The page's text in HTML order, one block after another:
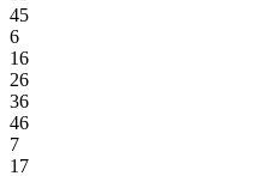
45
6
16
26
36
46
7
17